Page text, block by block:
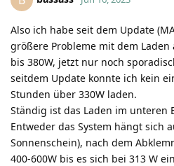
Also ich habe seit dem Update
größere Probleme mit dem
bis 380W, jetzt nur noch
seitdem Update konnte ich kein
Stunden über 330W laden.
Ständig ist das Laden im unteren
Entweder das System hängt sich
Sonnenschein), nach dem
400-600W bis es sich bei 313 W